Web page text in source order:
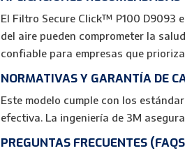
El Filtro Secure Click™ P100 D9093
del aire pueden comprometer la
confiable para empresas que
NORMATIVAS Y GARANTÍA DE
Este modelo cumple con los
efectiva. La ingeniería de 3M
PREGUNTAS FRECUENTES